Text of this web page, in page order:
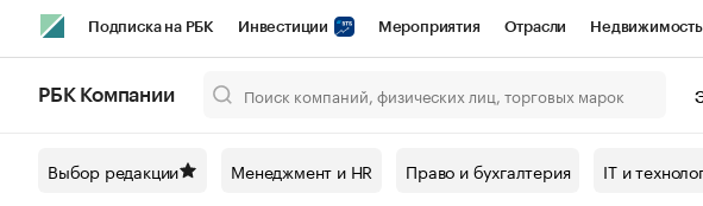
Подписка на РБК Инвестиции Мероприятия Отрасли Недвижимость
Спецпроекты СПб Конференции СПб Спецпроекты Проверка
РБК Компании
Выбор редакции Менеджмент и HR Право и бухгалтерия IT и